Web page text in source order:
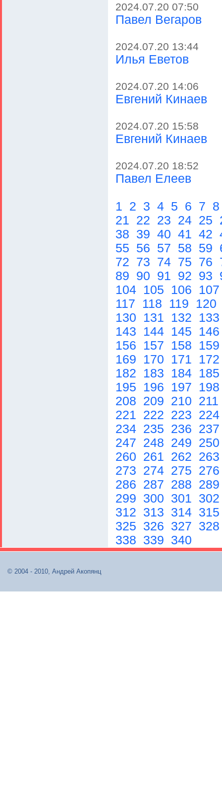
2024.07.20 07:50
Павел Вегаров
2024.07.20 13:44
Илья Еветов
2024.07.20 14:06
Евгений Кинаев
2024.07.20 15:58
Евгений Кинаев
2024.07.20 18:52
Павел Елеев
1 2 3 4 5 6 7
21 22 23 24 25
38 39 40 41 42
55 56 57 58 59
72 73 74 75 76
89 90 91 92 93
104 105 106
117
118 119
120
130
131 132
143
144 145
156
157 158
169
170 171
182
183 184
195
196 197
208 209 210 211
221 222 223
234 235 236
247 248 249
260 261 262
273 274 275
286 287 288
299 300 301
312 313 314
325 326 327
338 339 340
© 2004 - 2010, Андрей Акопянц